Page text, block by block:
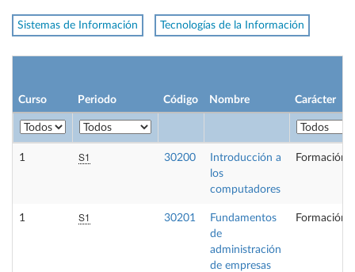
Sistemas de Información Tecnologías de la Información
Curso Periodo Código Nombre Carácter
1 S1 30200
Introducción a
los
computadores
Formación
1 S1 30201
Fundamentos
de
administración
de empresas
Formación